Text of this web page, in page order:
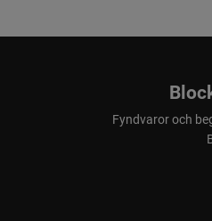
Fyndvaror och